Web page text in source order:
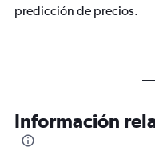
predicción de precios.
Información